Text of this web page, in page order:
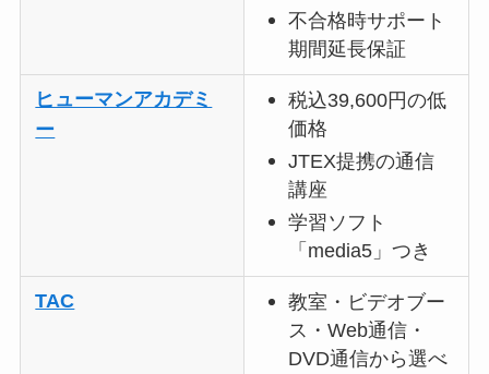
不合格時サポート
期間延長保証
ヒューマンアカデミ
ー
税込39,600円の低
価格
JTEX提携の通信
講座
学習ソフト
「media5」つき
TAC
教室・ビデオブー
ス・Web通信・
DVD通信から選べ